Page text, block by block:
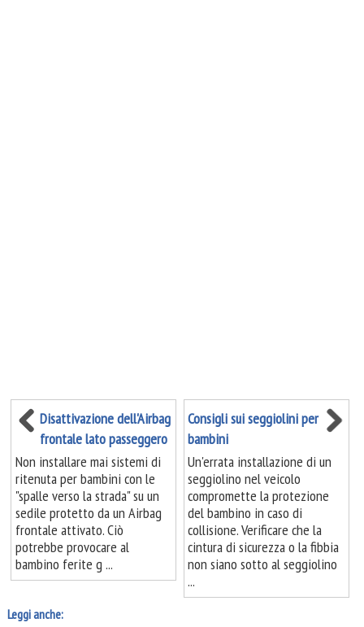
Disattivazione dell'Airbag
frontale lato passeggero
Non installare mai sistemi di
ritenuta per bambini con le
"spalle verso la strada" su un
sedile protetto da un Airbag
frontale attivato. Ciò
potrebbe provocare al
bambino ferite g ...
Consigli sui seggiolini per
bambini
Un'errata installazione di un
seggiolino nel veicolo
compromette la protezione
del bambino in caso di
collisione. Verificare che la
cintura di sicurezza o la fibbia
non siano sotto al seggiolino
...
Leggi anche: